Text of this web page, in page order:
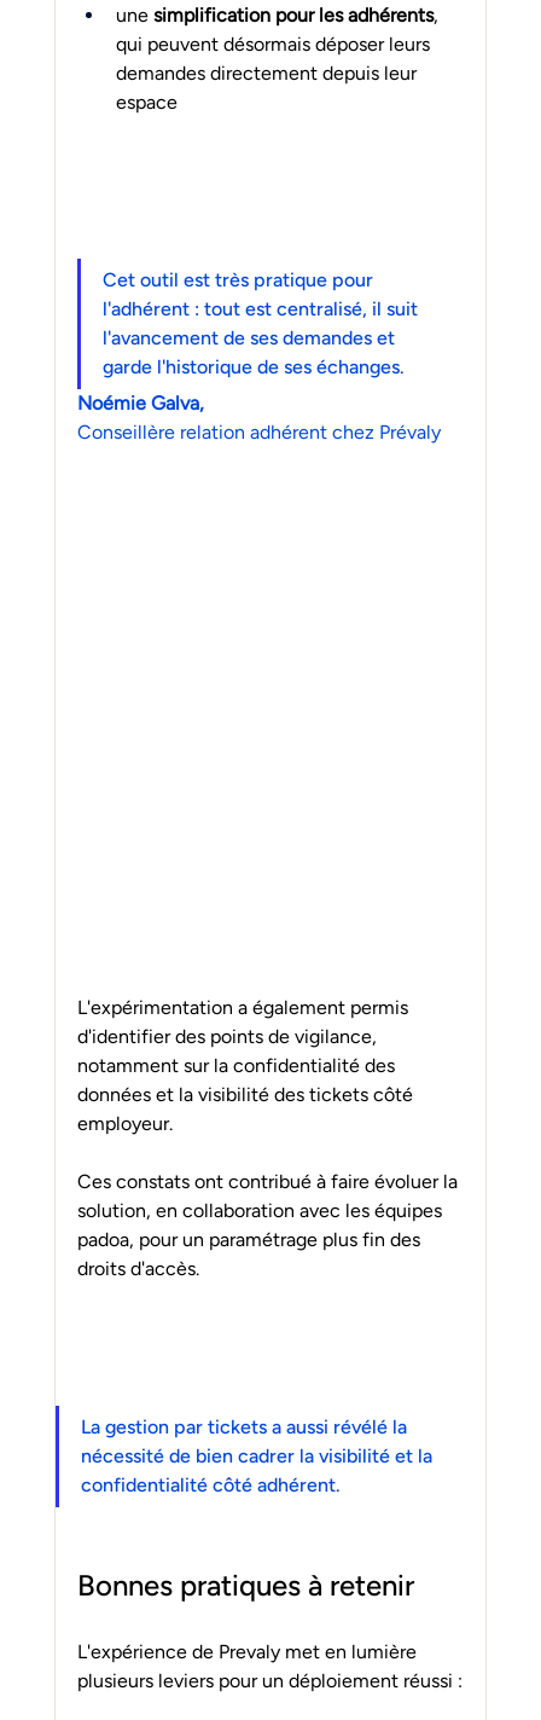
une simplification pour les adhérents,
qui peuvent désormais déposer leurs
demandes directement depuis leur
espace
Cet outil est très pratique pour
l'adhérent : tout est centralisé, il suit
l'avancement de ses demandes et
garde l'historique de ses échanges.
Noémie Galva,
Conseillère relation adhérent chez Prévaly
L'expérimentation a également permis
d'identifier des points de vigilance,
notamment sur la confidentialité des
données et la visibilité des tickets côté
employeur.
Ces constats ont contribué à faire évoluer la
solution, en collaboration avec les équipes
padoa, pour un paramétrage plus fin des
droits d'accès.
La gestion par tickets a aussi révélé la
nécessité de bien cadrer la visibilité et la
confidentialité côté adhérent.
Bonnes pratiques à retenir
L'expérience de Prevaly met en lumière
plusieurs leviers pour un déploiement réussi :